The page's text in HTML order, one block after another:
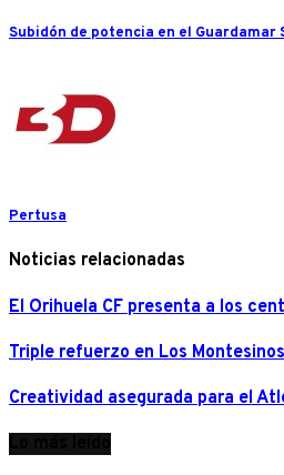
Subidón de potencia en el Guardamar
Pertusa
Noticias relacionadas
El Orihuela CF presenta a los
Triple refuerzo en Los Montesinos
Creatividad asegurada para el